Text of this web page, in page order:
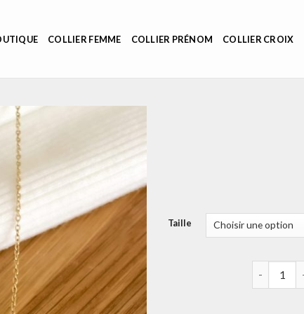
COLLIER FEMME COLLIER PRÉNOM COLLIER CROIX
Taille